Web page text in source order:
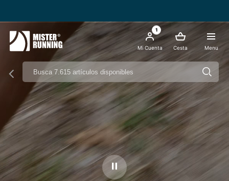
Menu
Cesta
1
Mi Cuenta
Ferma il video